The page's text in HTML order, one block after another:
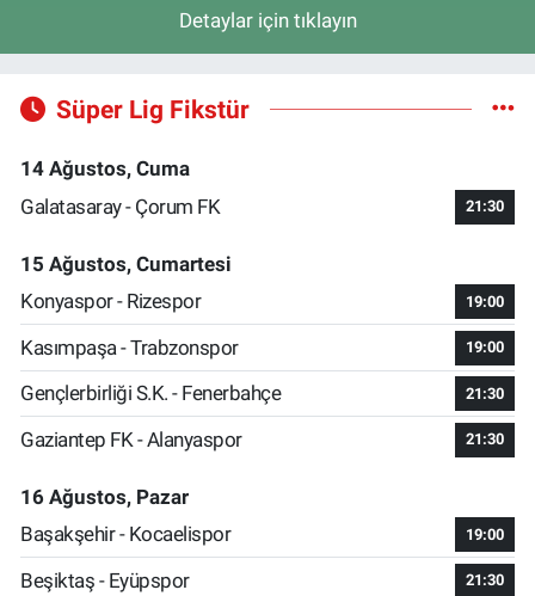
Detaylar için tıklayın
Süper Lig Fikstür
14 Ağustos, Cuma
Galatasaray - Çorum FK
21:30
15 Ağustos, Cumartesi
Konyaspor - Rizespor
19:00
Kasımpaşa - Trabzonspor 19:00
Gençlerbirliği S.K. - Fenerbahçe 21:30
Gaziantep FK - Alanyaspor 21:30
16 Ağustos, Pazar
Başakşehir - Kocaelispor
19:00
Beşiktaş - Eyüpspor 21:30